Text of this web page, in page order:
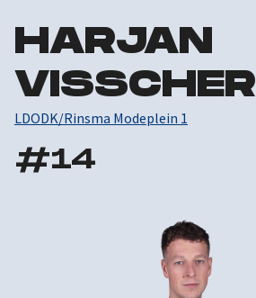
HARJAN
VISSCHER
LDODK/Rinsma Modeplein 1
#14